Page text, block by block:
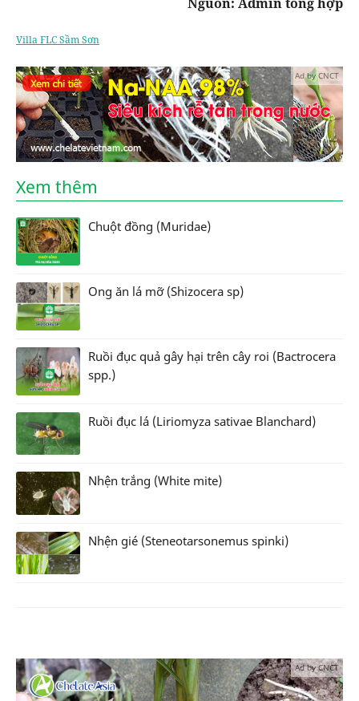
Villa FLC Sầm Sơn
Ad by CNCT
Xem thêm
Chuột đồng (Muridae)
Ong ăn lá mỡ (Shizocera sp)
Ruồi đục quả gây hại trên cây roi (Bactrocera
spp.)
Ruồi đục lá (Liriomyza sativae Blanchard)
Nhện trắng (White mite)
Nhện gié (Steneotarsonemus spinki)
Ad by CNCT